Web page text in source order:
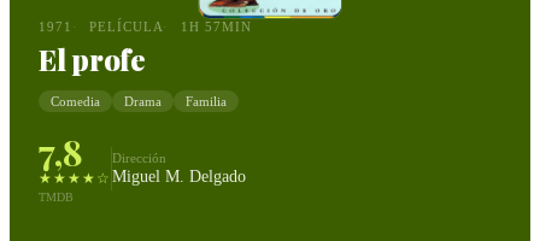
1971 PELÍCULA 1H 57MIN
El profe
Comedia Drama Familia
7,8
★★★★☆
TMDB
Dirección
Miguel M. Delgado